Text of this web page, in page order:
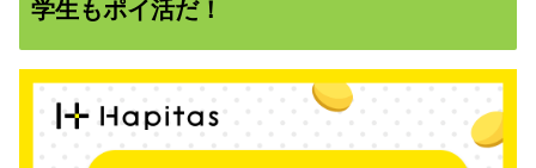
学生もポイ活だ！